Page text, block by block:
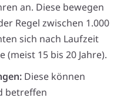
an. Diese bewegen
Regel zwischen 1.000
sich nach Laufzeit
(meist 15 bis 20 Jahre).
Diese können
betreffen